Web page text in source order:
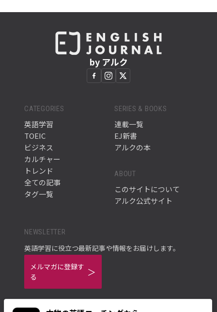
by アルク
CATEGORIES
英語学習
TOEIC
ビジネス
カルチャー
トレンド
全ての記事
タグ一覧
SERIES & BOOKS
連載一覧
EJ新書
アルクの本
ABOUT
このサイトについて
アルク公式サイト
NEWSLETTER
英語学習に役立つ最新記事や情報をお届けします。
メルマガに登録す
る